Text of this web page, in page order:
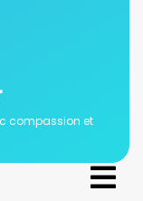
compassion et